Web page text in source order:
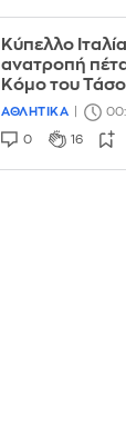
Κύπελλο
ανατροπή
Κόμο του
ΑΘΛΗΤΙΚΑ
0 16